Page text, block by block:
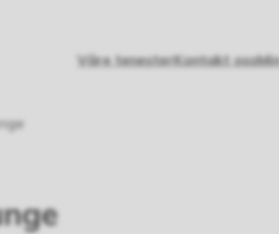
Våre tenesterKontakt oss